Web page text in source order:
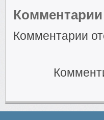
Комментарии
Комментарии